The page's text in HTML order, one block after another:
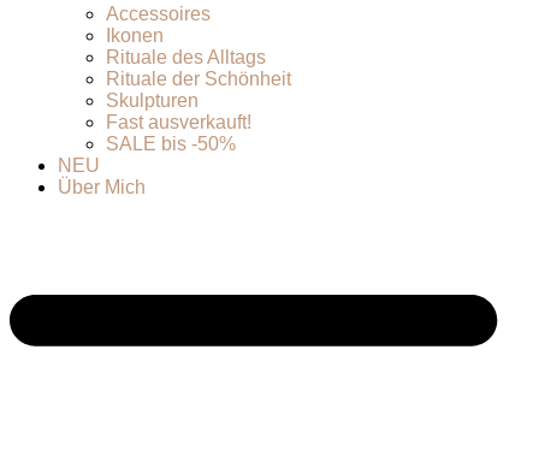
Accessoires
Ikonen
Rituale des Alltags
Rituale der Schönheit
Skulpturen
Fast ausverkauft!
SALE bis -50%
NEU
Über Mich